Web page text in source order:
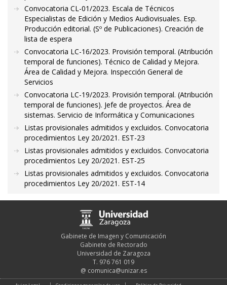
Convocatoria CL-01/2023. Escala de Técnicos
Especialistas de Edición y Medios Audiovisuales. Esp.
Producción editorial. (Sº de Publicaciones). Creación de
lista de espera
Convocatoria LC-16/2023. Provisión temporal. (Atribución
temporal de funciones). Técnico de Calidad y Mejora.
Área de Calidad y Mejora. Inspección General de
Servicios
Convocatoria LC-19/2023. Provisión temporal. (Atribución
temporal de funciones). Jefe de proyectos. Área de
sistemas. Servicio de Informática y Comunicaciones
Listas provisionales admitidos y excluidos. Convocatoria
procedimientos Ley 20/2021. EST-23
Listas provisionales admitidos y excluidos. Convocatoria
procedimientos Ley 20/2021. EST-25
Listas provisionales admitidos y excluidos. Convocatoria
procedimientos Ley 20/2021. EST-14
Gabinete de Imagen y Comunicación
Gabinete de Rectorado
Universidad de Zaragoza
T. 976 761 019
@ comunica@unizar.es